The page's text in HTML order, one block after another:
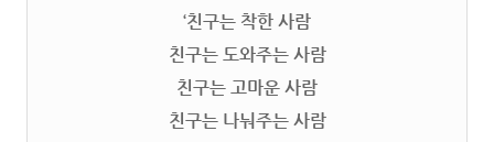
‘친구는 착한 사람
친구는 도와주는 사람
친구는 고마운 사람
친구는 나눠주는 사람